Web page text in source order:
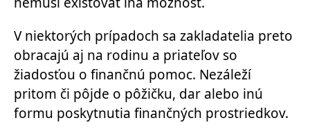
V niektorých prípadoch sa zakladatelia preto
obracajú aj na rodinu a priateľov so
žiadosťou o finančnú pomoc. Nezáleží
pritom či pôjde o pôžičku, dar alebo inú
formu poskytnutia finančných prostriedkov.